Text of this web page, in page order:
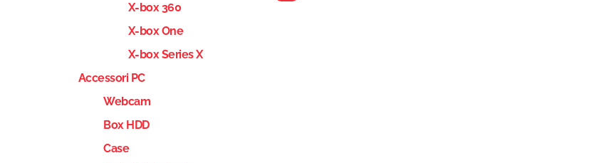
X-box 360
X-box One
X-box Series X
Accessori PC
Webcam
Box HDD
Case